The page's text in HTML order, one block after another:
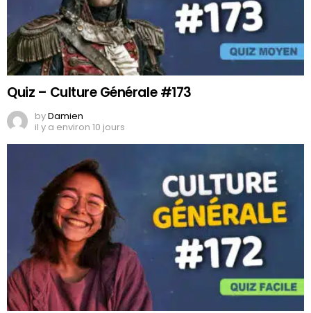
Quiz – Culture Générale #173
byDamien
il y a environ 10 jours